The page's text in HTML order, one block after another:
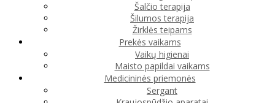
Šalčio terapija
Šilumos terapija
Žirklės teipams
Prekės vaikams
Vaikų higienai
Maisto papildai vaikams
Medicininės priemonės
Sergant